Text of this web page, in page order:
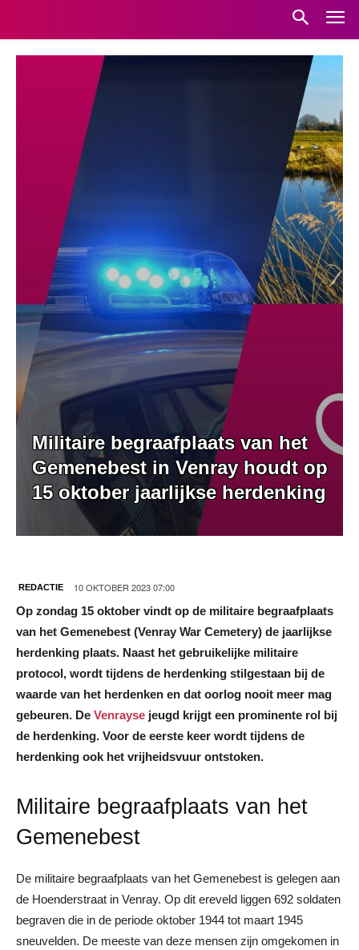
Militaire begraafplaats van het
Gemenebest in Venray houdt op
15 oktober jaarlijkse herdenking
REDACTIE 10 OKTOBER 2023 07:00
Op zondag 15 oktober vindt op de militaire begraafplaats
van het Gemenebest (Venray War Cemetery) de jaarlijkse
herdenking plaats. Naast het gebruikelijke militaire
protocol, wordt tijdens de herdenking stilgestaan bij de
waarde van het herdenken en dat oorlog nooit meer mag
gebeuren. De Venrayse jeugd krijgt een prominente rol bij
de herdenking. Voor de eerste keer wordt tijdens de
herdenking ook het vrijheidsvuur ontstoken.
Militaire begraafplaats van het
Gemenebest
De militaire begraafplaats van het Gemenebest is gelegen aan
de Hoenderstraat in Venray. Op dit ereveld liggen 692 soldaten
begraven die in de periode oktober 1944 tot maart 1945
sneuvelden. De meeste van deze mensen zijn omgekomen in